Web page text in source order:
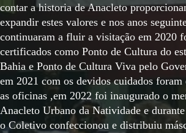
contar a historia de Anacleto
expandir estes valores e nos anos
continuaram a fluir a visitação em 2020
certificados como Ponto de Cultura do
Bahia e Ponto de Cultura Viva pelo
em 2021 com os devidos cuidados foram
as oficinas ,em 2022 foi inaugurado o
Anacleto Urbano da Natividade e
o Coletivo confeccionou e distribuiu